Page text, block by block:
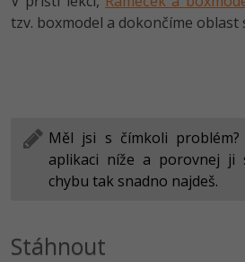
tzv. boxmodel a dokončíme oblast
Měl jsi s čímkoli
aplikaci níže a porovnej ji
chybu tak snadno najdeš.
Stáhnout